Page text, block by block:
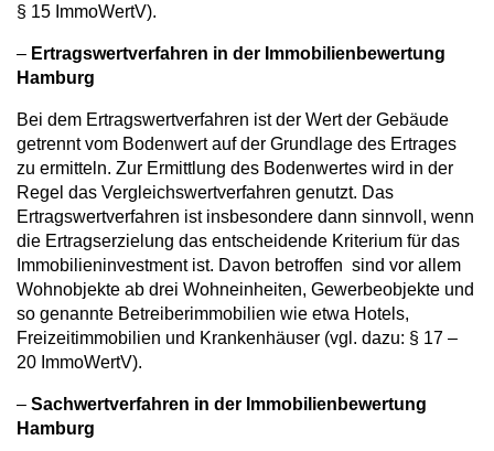
§ 15 ImmoWertV).
– Ertragswertverfahren in der Immobilienbewertung
Hamburg
Bei dem Ertragswertverfahren ist der Wert der Gebäude
getrennt vom Bodenwert auf der Grundlage des Ertrages
zu ermitteln. Zur Ermittlung des Bodenwertes wird in der
Regel das Vergleichswertverfahren genutzt. Das
Ertragswertverfahren ist insbesondere dann sinnvoll, wenn
die Ertragserzielung das entscheidende Kriterium für das
Immobilieninvestment ist. Davon betroffen sind vor allem
Wohnobjekte ab drei Wohneinheiten, Gewerbeobjekte und
so genannte Betreiberimmobilien wie etwa Hotels,
Freizeitimmobilien und Krankenhäuser (vgl. dazu: § 17 –
20 ImmoWertV).
– Sachwertverfahren in der Immobilienbewertung
Hamburg